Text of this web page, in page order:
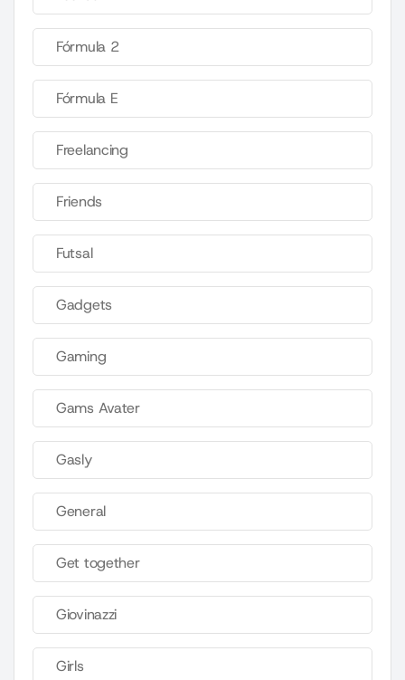
Fórmula 2
Fórmula E
Freelancing
Friends
Futsal
Gadgets
Gaming
Gams Avater
Gasly
General
Get together
Giovinazzi
Girls